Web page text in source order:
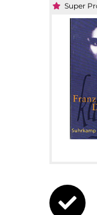
Super